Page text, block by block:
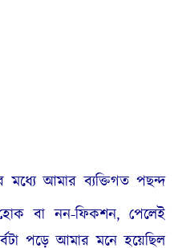
মধ্যে আমার ব্যক্তিগত পছন্দ
বা নন-ফিকশন, পেলেই
পড়ে আমার মনে হয়েছিল